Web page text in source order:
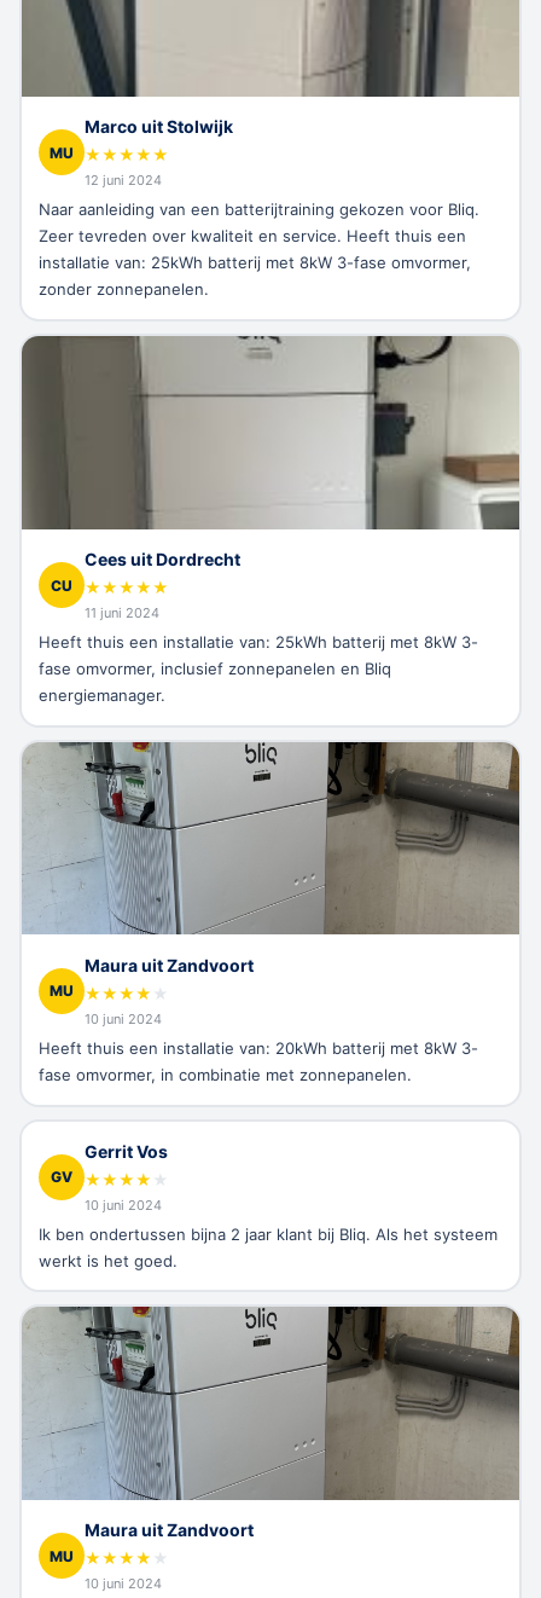
MU
Marco uit Stolwijk
★★★★★
12 juni 2024
Naar aanleiding van een batterijtraining gekozen voor Bliq.
Zeer tevreden over kwaliteit en service. Heeft thuis een
installatie van: 25kWh batterij met 8kW 3-fase omvormer,
zonder zonnepanelen.
CU
Cees uit Dordrecht
★★★★★
11 juni 2024
Heeft thuis een installatie van: 25kWh batterij met 8kW 3-
fase omvormer, inclusief zonnepanelen en Bliq
energiemanager.
MU
Maura uit Zandvoort
★★★★ ★
10 juni 2024
Heeft thuis een installatie van: 20kWh batterij met 8kW 3-
fase omvormer, in combinatie met zonnepanelen.
GV
Gerrit Vos
★★★★ ★
10 juni 2024
Ik ben ondertussen bijna 2 jaar klant bij Bliq. Als het systeem
werkt is het goed.
MU
Maura uit Zandvoort
★★★★ ★
10 juni 2024